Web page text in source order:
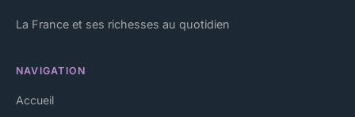
La France et ses richesses au quotidien
NAVIGATION
Accueil